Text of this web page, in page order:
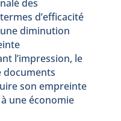
des
d’efficacité
diminution
l’impression, le
documents
son empreinte
une économie